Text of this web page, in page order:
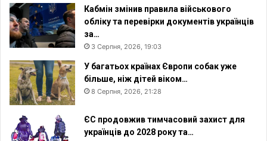
Кабмін змінив правила військового
обліку та перевірки документів українців
за…
3 Серпня, 2026, 19:03
У багатьох країнах Європи собак уже
більше, ніж дітей віком…
8 Серпня, 2026, 21:28
ЄС продовжив тимчасовий захист для
українців до 2028 року та…